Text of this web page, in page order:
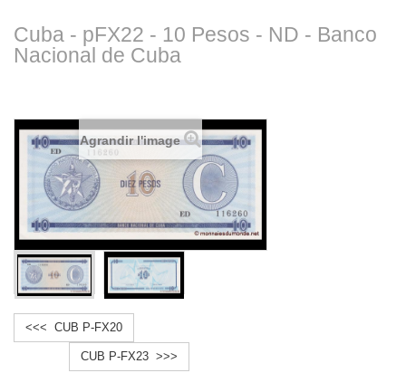
Cuba - pFX22 - 10 Pesos - ND - Banco
Nacional de Cuba
Agrandir l'image
<<< CUB P-FX20
CUB P-FX23 >>>